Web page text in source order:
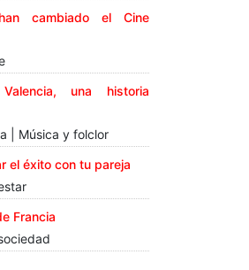
cambiado el Cine
una historia
| Música y folclor
el éxito con tu pareja
Francia